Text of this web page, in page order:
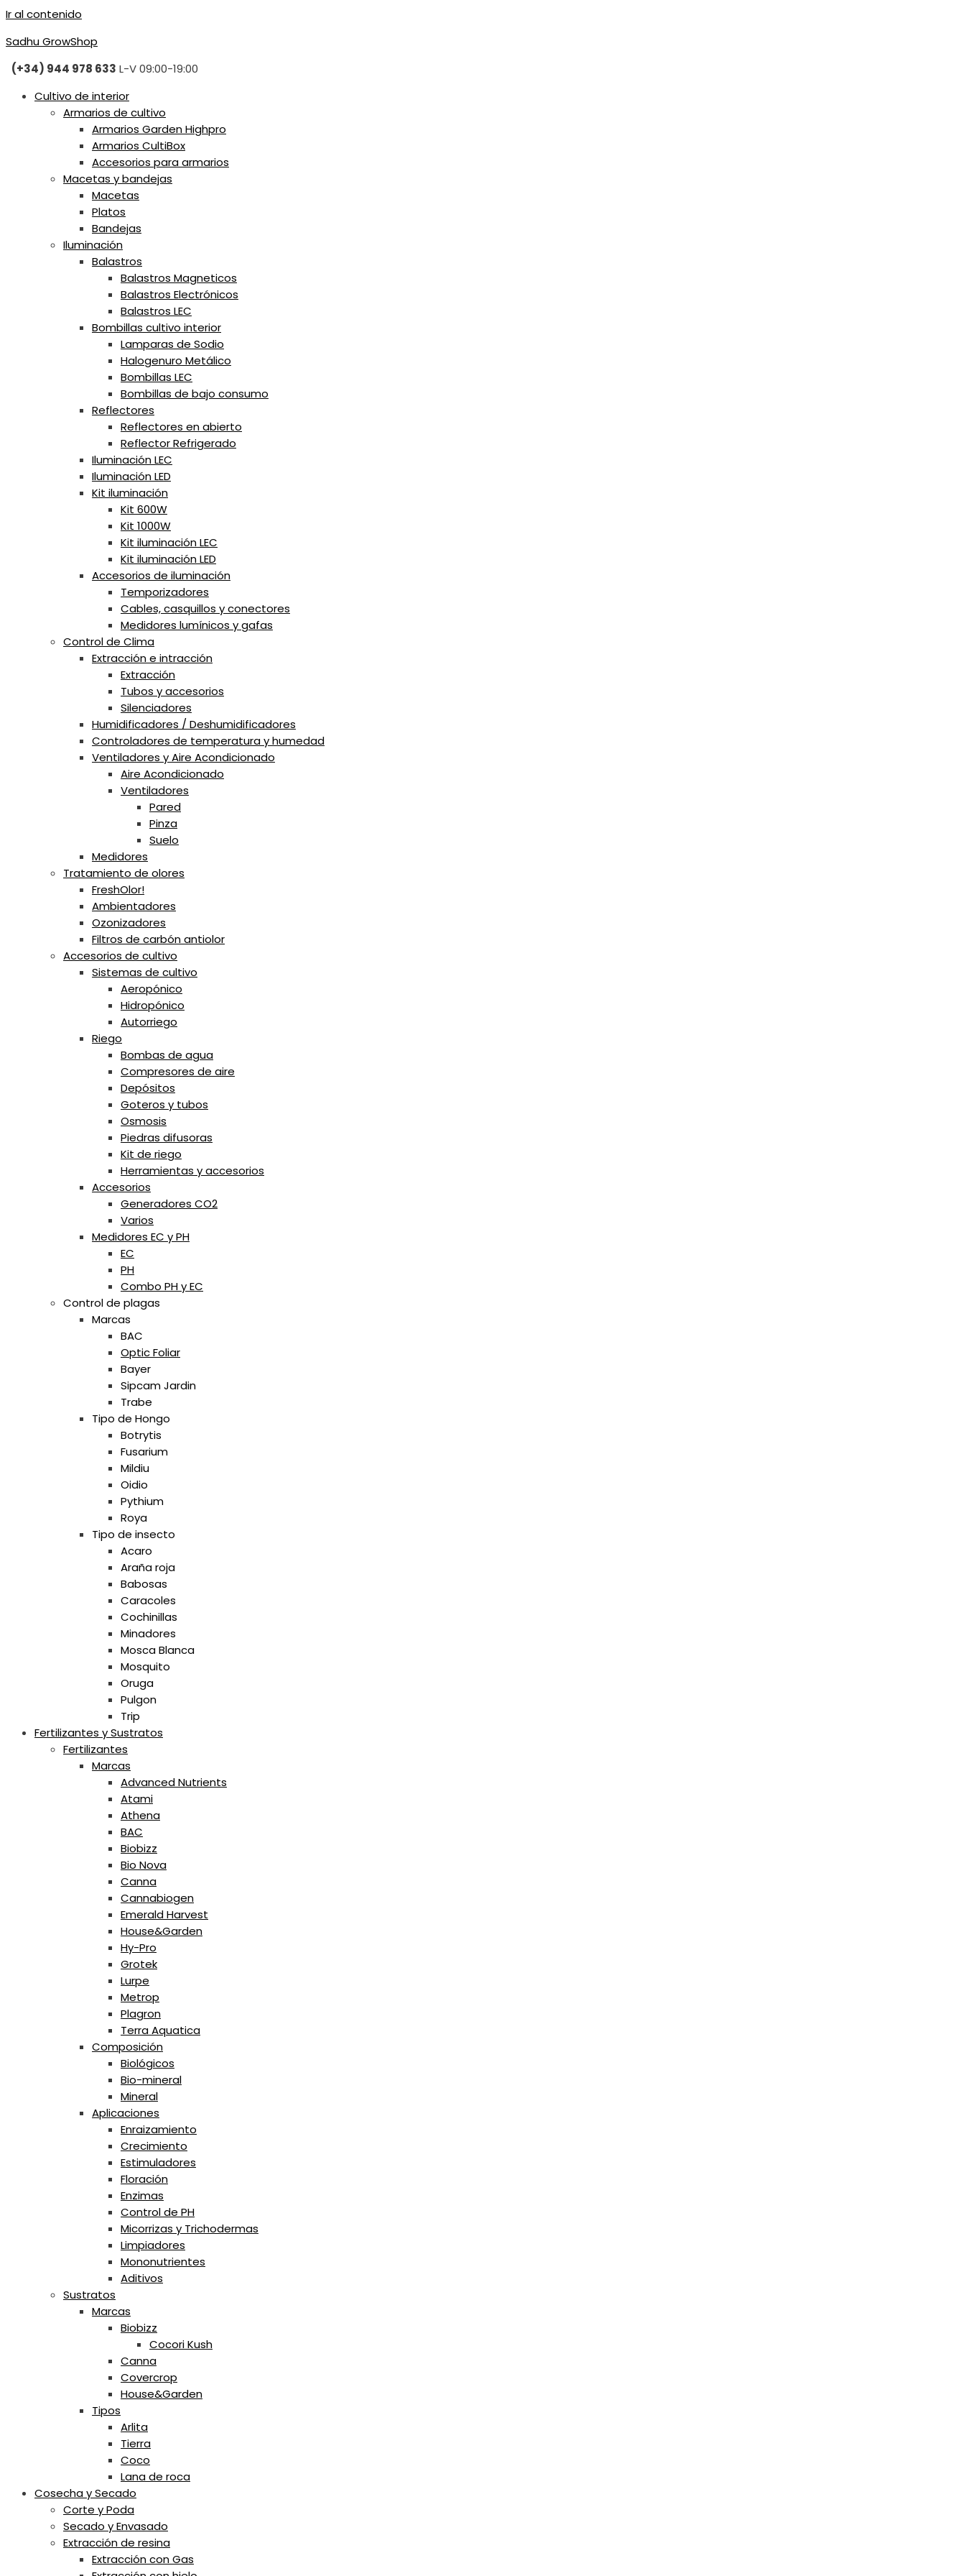
Ir al contenido
Sadhu GrowShop
(+34) 944 978 633 L-V 09:00-19:00
Cultivo de interior
Armarios de cultivo
Armarios Garden Highpro
Armarios CultiBox
Accesorios para armarios
Macetas y bandejas
Macetas
Platos
Bandejas
Iluminación
Balastros
Balastros Magneticos
Balastros Electrónicos
Balastros LEC
Bombillas cultivo interior
Lamparas de Sodio
Halogenuro Metálico
Bombillas LEC
Bombillas de bajo consumo
Reflectores
Reflectores en abierto
Reflector Refrigerado
Iluminación LEC
Iluminación LED
Kit iluminación
Kit 600W
Kit 1000W
Kit iluminación LEC
Kit iluminación LED
Accesorios de iluminación
Temporizadores
Cables, casquillos y conectores
Medidores lumínicos y gafas
Control de Clima
Extracción e intracción
Extracción
Tubos y accesorios
Silenciadores
Humidificadores / Deshumidificadores
Controladores de temperatura y humedad
Ventiladores y Aire Acondicionado
Aire Acondicionado
Ventiladores
Pared
Pinza
Suelo
Medidores
Tratamiento de olores
FreshOlor!
Ambientadores
Ozonizadores
Filtros de carbón antiolor
Accesorios de cultivo
Sistemas de cultivo
Aeropónico
Hidropónico
Autorriego
Riego
Bombas de agua
Compresores de aire
Depósitos
Goteros y tubos
Osmosis
Piedras difusoras
Kit de riego
Herramientas y accesorios
Accesorios
Generadores CO2
Varios
Medidores EC y PH
EC
PH
Combo PH y EC
Control de plagas
Marcas
BAC
Optic Foliar
Bayer
Sipcam Jardin
Trabe
Tipo de Hongo
Botrytis
Fusarium
Mildiu
Oidio
Pythium
Roya
Tipo de insecto
Acaro
Araña roja
Babosas
Caracoles
Cochinillas
Minadores
Mosca Blanca
Mosquito
Oruga
Pulgon
Trip
Fertilizantes y Sustratos
Fertilizantes
Marcas
Advanced Nutrients
Atami
Athena
BAC
Biobizz
Bio Nova
Canna
Cannabiogen
Emerald Harvest
House&Garden
Hy-Pro
Grotek
Lurpe
Metrop
Plagron
Terra Aquatica
Composición
Biológicos
Bio-mineral
Mineral
Aplicaciones
Enraizamiento
Crecimiento
Estimuladores
Floración
Enzimas
Control de PH
Micorrizas y Trichodermas
Limpiadores
Mononutrientes
Aditivos
Sustratos
Marcas
Biobizz
Cocori Kush
Canna
Covercrop
House&Garden
Tipos
Arlita
Tierra
Coco
Lana de roca
Cosecha y Secado
Corte y Poda
Secado y Envasado
Extracción de resina
Extracción con Gas